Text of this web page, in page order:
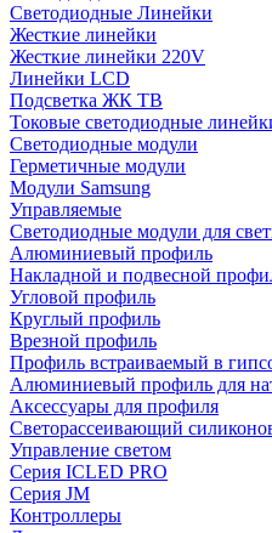
Светодиодные Линейки
Жесткие линейки
Жесткие линейки 220V
Линейки LCD
Подсветка ЖК ТВ
Токовые светодиодные
Светодиодные модули
Герметичные модули
Модули Samsung
Управляемые
Светодиодные модули для
Алюминиевый профиль
Накладной и подвесной
Угловой профиль
Круглый профиль
Врезной профиль
Профиль встраиваемый в
Алюминиевый профиль для
Аксессуары для профиля
Светорассеивающий
Управление светом
Серия ICLED PRO
Серия JM
Контроллеры